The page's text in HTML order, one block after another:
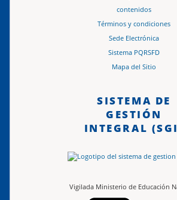
contenidos
Términos y condiciones
Sede Electrónica
Sistema PQRSFD
Mapa del Sitio
SISTEMA DE
GESTIÓN
INTEGRAL
Vigilada Ministerio de Educación